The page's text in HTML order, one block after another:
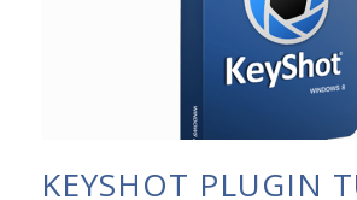
KEYSHOT PLUGIN